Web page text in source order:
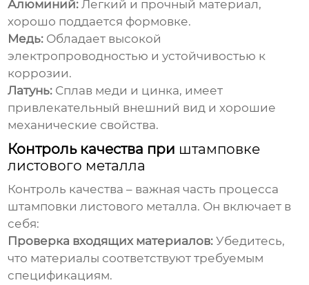
Алюминий: Легкий и прочный материал,
хорошо поддается формовке.
Медь: Обладает высокой
электропроводностью и устойчивостью к
коррозии.
Латунь: Сплав меди и цинка, имеет
привлекательный внешний вид и хорошие
механические свойства.
Контроль качества при штамповке
листового металла
Контроль качества – важная часть процесса
штамповки листового металла. Он включает в
себя:
Проверка входящих материалов: Убедитесь,
что материалы соответствуют требуемым
спецификациям.